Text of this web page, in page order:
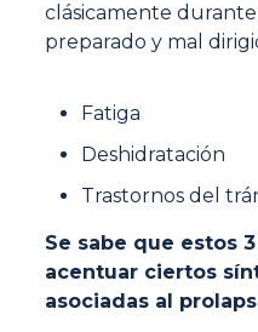
clásicamente
preparado y mal
Fatiga
Deshidratación
Trastornos del
Se sabe que estos
acentuar ciertos
asociadas al